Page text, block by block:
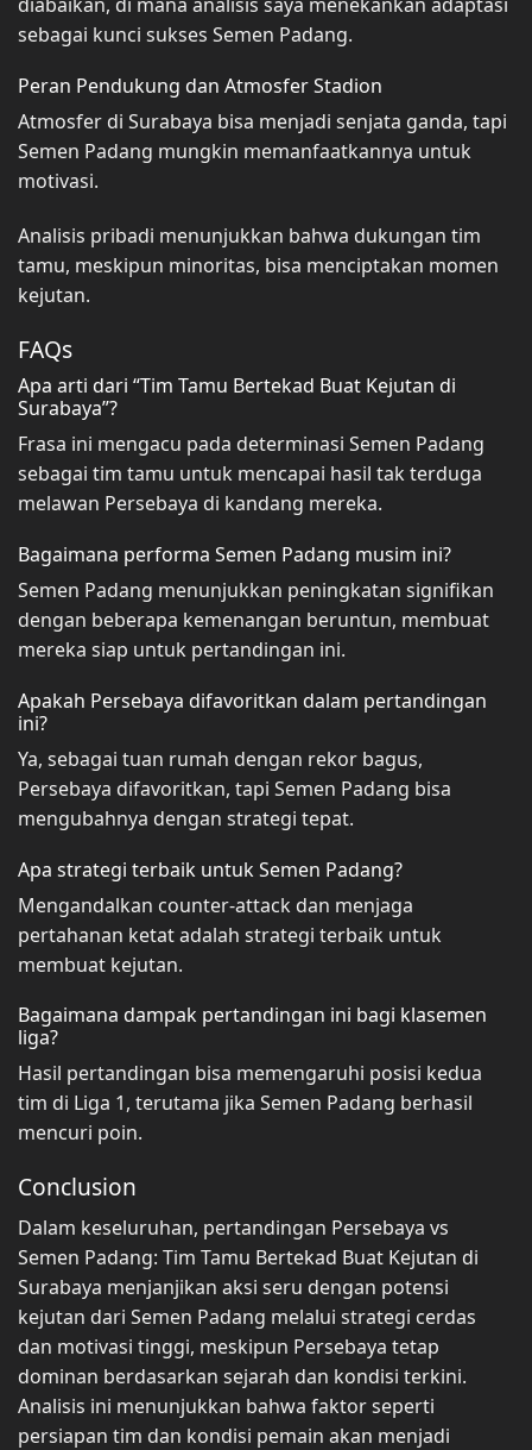
sebagai kunci sukses Semen Padang.
Peran Pendukung dan Atmosfer Stadion
Atmosfer di Surabaya bisa menjadi senjata ganda, tapi
Semen Padang mungkin memanfaatkannya untuk
motivasi.
Analisis pribadi menunjukkan bahwa dukungan tim
tamu, meskipun minoritas, bisa menciptakan momen
kejutan.
FAQs
Apa arti dari “Tim Tamu Bertekad Buat Kejutan di
Surabaya”?
Frasa ini mengacu pada determinasi Semen Padang
sebagai tim tamu untuk mencapai hasil tak terduga
melawan Persebaya di kandang mereka.
Bagaimana performa Semen Padang musim ini?
Semen Padang menunjukkan peningkatan signifikan
dengan beberapa kemenangan beruntun, membuat
mereka siap untuk pertandingan ini.
Apakah Persebaya difavoritkan dalam pertandingan
ini?
Ya, sebagai tuan rumah dengan rekor bagus,
Persebaya difavoritkan, tapi Semen Padang bisa
mengubahnya dengan strategi tepat.
Apa strategi terbaik untuk Semen Padang?
Mengandalkan counter-attack dan menjaga
pertahanan ketat adalah strategi terbaik untuk
membuat kejutan.
Bagaimana dampak pertandingan ini bagi klasemen
liga?
Hasil pertandingan bisa memengaruhi posisi kedua
tim di Liga 1, terutama jika Semen Padang berhasil
mencuri poin.
Conclusion
Dalam keseluruhan, pertandingan Persebaya vs
Semen Padang: Tim Tamu Bertekad Buat Kejutan di
Surabaya menjanjikan aksi seru dengan potensi
kejutan dari Semen Padang melalui strategi cerdas
dan motivasi tinggi, meskipun Persebaya tetap
dominan berdasarkan sejarah dan kondisi terkini.
Analisis ini menunjukkan bahwa faktor seperti
persiapan tim dan kondisi pemain akan menjadi